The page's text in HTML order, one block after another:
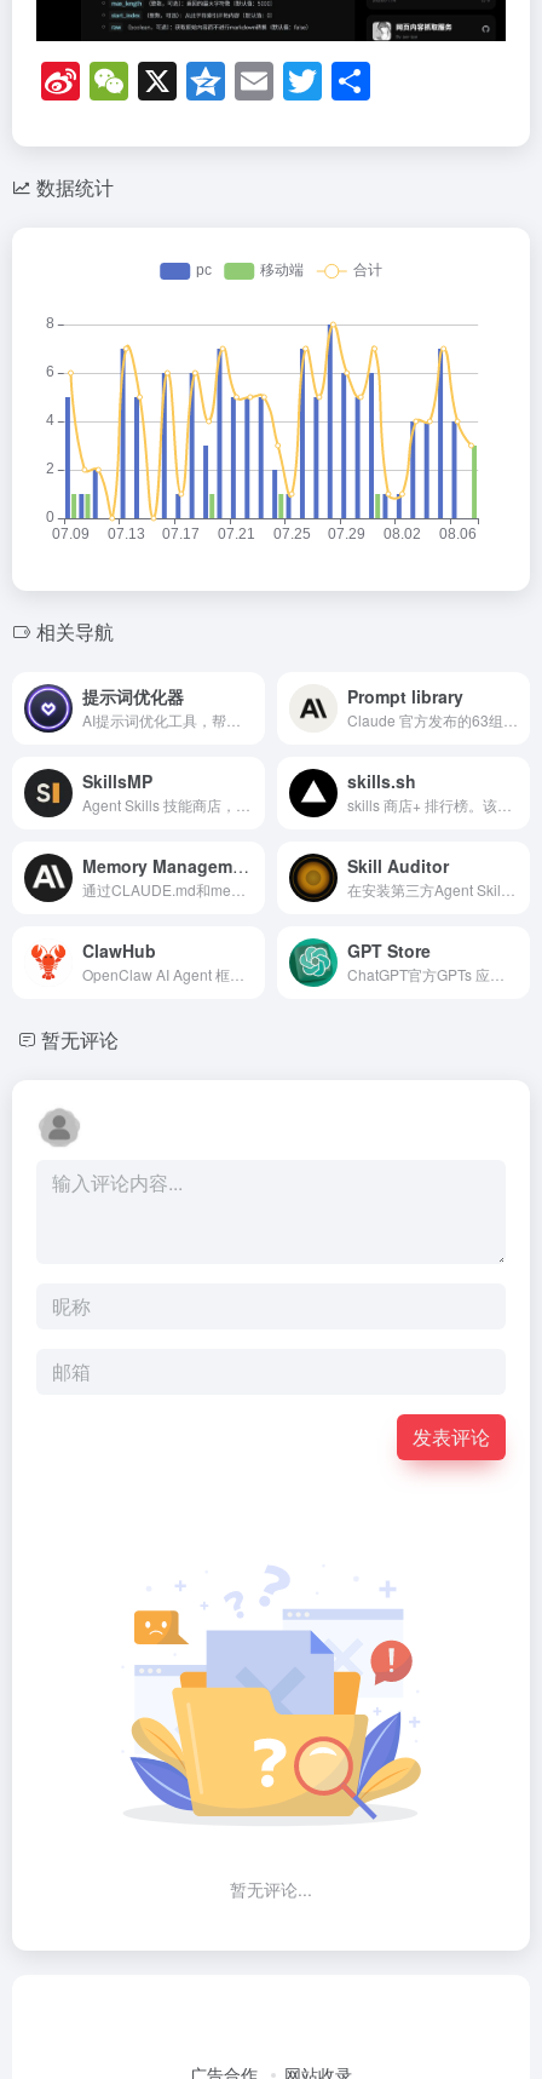
Si
n
a
W
o
W
e
C
X Q
z
o
E
m
ail
T
wi
tt
数据统计
相关导航
提示词优化器 Prompt library
SkillsMP skills.sh
Memory Management Skill Auditor
ClawHub GPT Store
暂无评论
发表评论
暂无评论...
广告合作 网站收录